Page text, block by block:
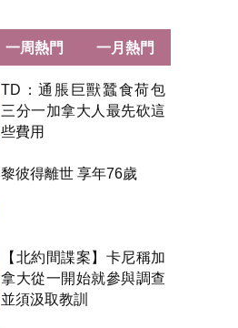
TD：通脹巨獸蠶食荷包
三分一加拿大人最先砍這
些費用
黎彼得離世 享年76歲
【北約間諜案】卡尼稱加
拿大從一開始就參與調查
並須汲取教訓
一周熱門 一月熱門